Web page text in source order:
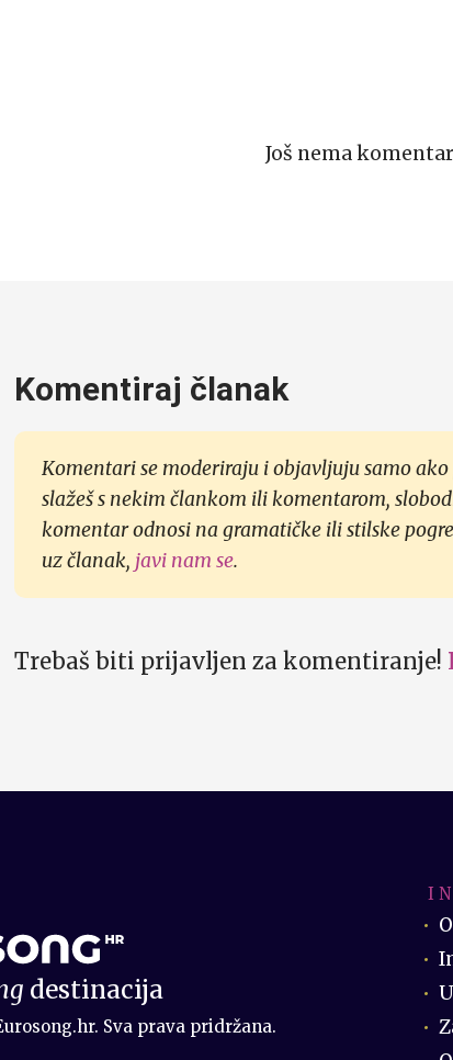
Još nema
Komentiraj članak
Komentari se moderiraju i objavljuju samo
slažeš s nekim člankom ili komentarom,
komentar odnosi na gramatičke ili stilske
uz članak, javi nam se.
Trebaš biti prijavljen za komentiranje!
destinacija
Sva prava pridržana.
I N